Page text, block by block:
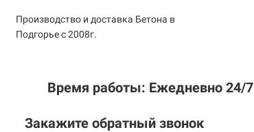
Производство и доставка Бетона в
Подгорье с 2008г.
Время работы: Ежедневно 24/7
Закажите обратный звонок